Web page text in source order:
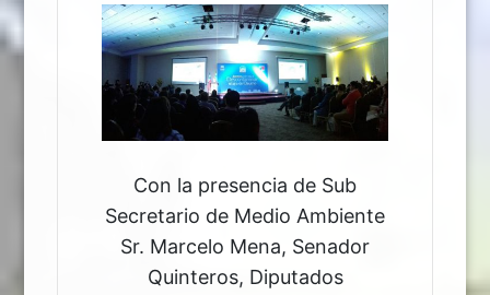
Con la presencia de Sub
Secretario de Medio Ambiente
Sr. Marcelo Mena, Senador
Quinteros, Diputados